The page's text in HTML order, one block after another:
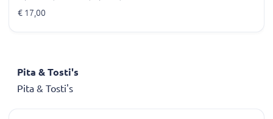
€ 17,00
Pita & Tosti's
Pita & Tosti's